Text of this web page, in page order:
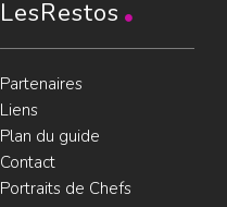
LesRestos
Partenaires
Liens
Plan du guide
Contact
Portraits de Chefs